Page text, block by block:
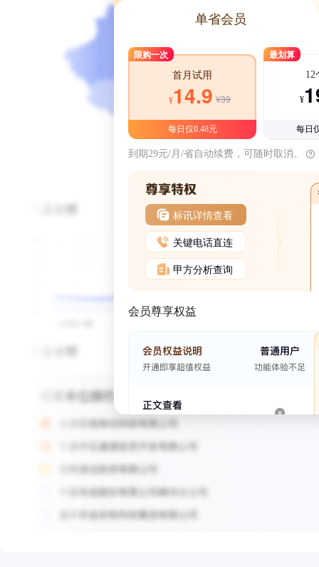
单省会员
限购一次
首月试用
¥14.9 ¥39
每日仅0.48元
最划算
12
¥
每日
到期29元/月/省自动续费，可随时取消。
标讯详情查看
关键电话直连
甲方分析查询
会员尊享权益